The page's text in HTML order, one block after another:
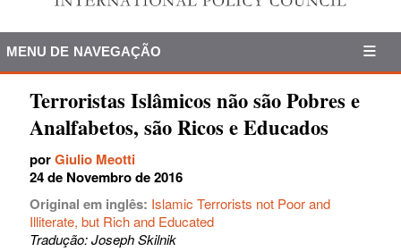
MENU DE NAVEGAÇÃO
Terroristas Islâmicos não são Pobres e
Analfabetos, são Ricos e Educados
porGiulio Meotti
24 de Novembro de 2016
Original em inglês: Islamic Terrorists not Poor and
Illiterate, but Rich and Educated
Tradução: Joseph Skilnik